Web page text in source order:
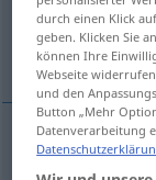
artigo de
de
durch einen Klick
geben. Klicken Sie
können Ihre
Webseite
und den
Button „Mehr
Datenverarbeitung